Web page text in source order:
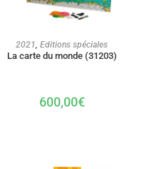
AJOUTER AU PANIER
2021, Editions spéciales
La carte du monde (31203)
600,00€